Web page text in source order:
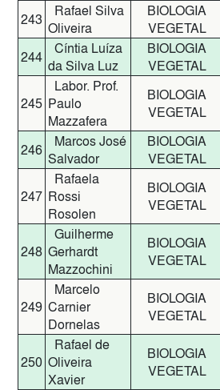
243
Rafael Silva
Oliveira
BIOLOGIA
VEGETAL
244
Cíntia Luíza
da Silva Luz
BIOLOGIA
VEGETAL
245
Labor. Prof.
Paulo
Mazzafera
BIOLOGIA
VEGETAL
246
Marcos José
Salvador
BIOLOGIA
VEGETAL
247
Rafaela
Rossi
Rosolen
BIOLOGIA
VEGETAL
248
Guilherme
Gerhardt
Mazzochini
BIOLOGIA
VEGETAL
249
Marcelo
Carnier
Dornelas
BIOLOGIA
VEGETAL
250
Rafael de
Oliveira
Xavier
BIOLOGIA
VEGETAL